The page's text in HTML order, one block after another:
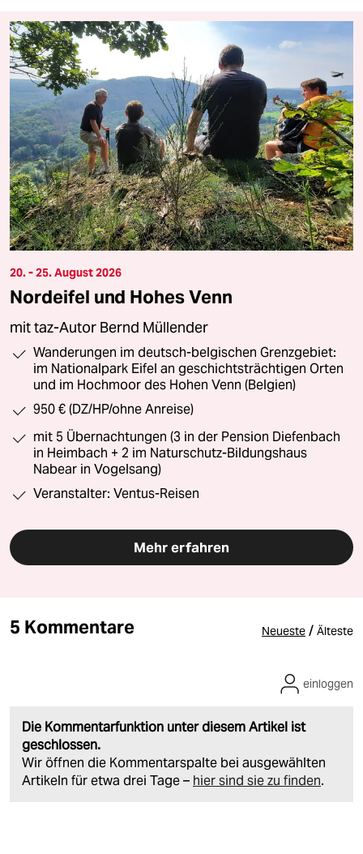
20. - 25. August 2026
Nordeifel und Hohes Venn
mit taz-Autor Bernd Müllender
Wanderungen im deutsch-belgischen Grenzgebiet:
im Nationalpark Eifel an geschichtsträchtigen Orten
und im Hochmoor des Hohen Venn (Belgien)
950 € (DZ/HP/ohne Anreise)
mit 5 Übernachtungen (3 in der Pension Diefenbach
in Heimbach + 2 im Naturschutz-Bildungshaus
Nabear in Vogelsang)
Veranstalter: Ventus-Reisen
Mehr erfahren
5 Kommentare Neueste / Älteste
Die Kommentarfunktion unter diesem Artikel ist
geschlossen.
Wir öffnen die Kommentarspalte bei ausgewählten
Artikeln für etwa drei Tage – hier sind sie zu finden.
einloggen